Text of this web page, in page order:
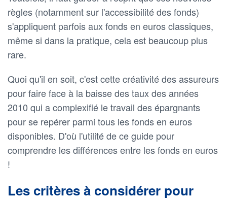
règles (notamment sur l'accessibilité des fonds)
s'appliquent parfois aux fonds en euros classiques,
même si dans la pratique, cela est beaucoup plus
rare.
Quoi qu'il en soit, c'est cette créativité des assureurs
pour faire face à la baisse des taux des années
2010 qui a complexifié le travail des épargnants
pour se repérer parmi tous les fonds en euros
disponibles. D'où l'utilité de ce guide pour
comprendre les différences entre les fonds en euros
!
Les critères à considérer pour